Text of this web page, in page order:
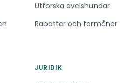
Utforska avelshundar
Rabatter och förmåner
JURIDIK